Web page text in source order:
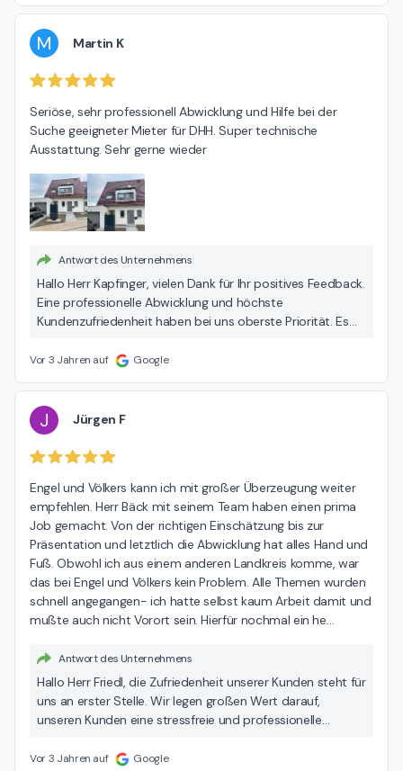
schöne Stunden in Ihrem neuen Zuhause und stehen Ihnen
auch weiterhin gerne mit Rat und Tat zur Seite. Ihr Engel &
Völkers Team Pfaffenhofen
M Martin K
Seriöse, sehr professionell Abwicklung und Hilfe bei der
Suche geeigneter Mieter für DHH. Super technische
Ausstattung. Sehr gerne wieder
Antwort des Unternehmens
Hallo Herr Kapfinger, vielen Dank für Ihr positives Feedback.
Eine professionelle Abwicklung und höchste
Kundenzufriedenheit haben bei uns oberste Priorität. Es
Ihren Erwartungen entsprochen hat. Wir legen großen
Service, sondern auch modernste Technologien zur
Vermarkung Ihrer Immobilie anbieten zu können. Wir
freuen uns auf eine mögliche Zusammenarbeit in der
Zukunft und bedanken uns nochmals für Ihr Vertrauen. Ihr
Vor 3 Jahren auf Google
J Jürgen F
Engel und Völkers kann ich mit großer Überzeugung weiter
empfehlen. Herr Bäck mit seinem Team haben einen prima
Job gemacht. Von der richtigen Einschätzung bis zur
Präsentation und letztlich die Abwicklung hat alles Hand und
Fuß. Obwohl ich aus einem anderen Landkreis komme, war
das bei Engel und Völkers kein Problem. Alle Themen wurden
schnell angegangen- ich hatte selbst kaum Arbeit damit und
mußte auch nicht Vorort sein. Hierfür nochmal ein he…
Antwort des Unternehmens
Hallo Herr Friedl, die Zufriedenheit unserer Kunden steht für
uns an erster Stelle. Wir legen großen Wert darauf,
unseren Kunden eine stressfreie und professionelle
dieses Gefühl vermitteln konnten. Herzlichen Dank für Ihr
Vor 3 Jahren auf Google